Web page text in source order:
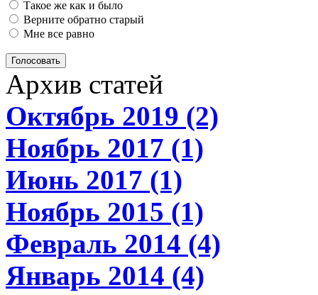
Такое же как и было
Верните обратно старый
Мне все равно
Голосовать
Архив статей
Октябрь 2019 (2)
Ноябрь 2017 (1)
Июнь 2017 (1)
Ноябрь 2015 (1)
Февраль 2014 (4)
Январь 2014 (4)